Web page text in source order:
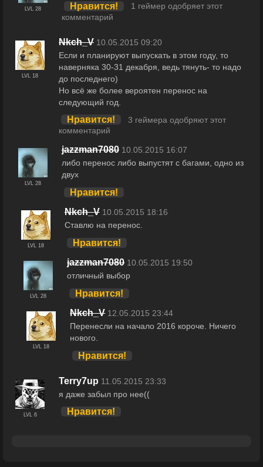
LVL 28 Нравится!
1 геймер одобряет этот
комментарий
LVL 18
Nkch_V 10.05.2015 09:20
Если и планируют выпускать в этом году, то
наверняка 30-31 декабря, ведь тянуть- то надо
до последнего)
Но всё же более вероятен перенос на
следующий год.
Нравится!
3 геймера одобряют этот
комментарий
LVL 28
jazzman7080 10.05.2015 16:07
либо перенос либо выпустят с багами, одно из
двух
Нравится!
LVL 18
Nkch_V 10.05.2015 18:16
Ставлю на перенос.
Нравится!
LVL 28
jazzman7080 10.05.2015 19:50
отличный выбор
Нравится!
LVL 18
Nkch_V 12.05.2015 23:44
Перенесли на начало 2016 короче. Ничего
нового.
Нравится!
LVL 6
Terry7up 11.05.2015 23:33
я даже забыл про нее((
Нравится!